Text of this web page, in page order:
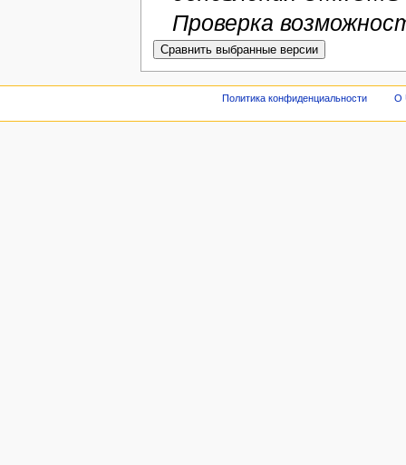
Проверка
Политика конфиденциальности О